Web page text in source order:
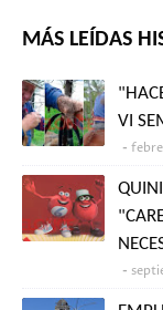
MÁS LEÍDAS
VI